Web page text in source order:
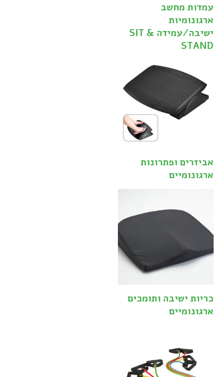
עמדות מחשב
ארגונומיות
ישיבה/עמידה SIT &
STAND
אביזרים ופתרונות
ארגונומיים
כריות ישיבה ותומכים
ארגונומיים